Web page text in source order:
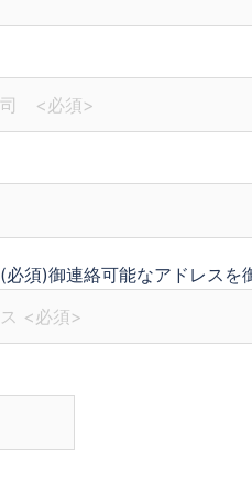
(必須)御連絡可能なアドレスを